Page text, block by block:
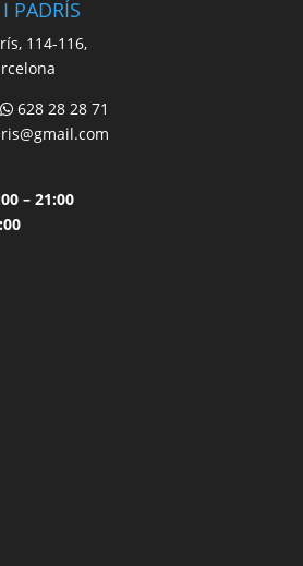
PADRÍS
114-116,
628 28 28 71
– 21:00